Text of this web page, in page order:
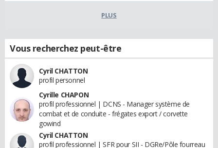
PLUS
Vous recherchez peut-être
Cyril CHATTON
profil personnel
Cyrille CHAPON
profil professionnel | DCNS - Manager système de
combat et de conduite - frégates export / corvette
gowind
Cyril CHATTON
profil professionnel | SFR pour SII - DGRe/Pôle fourreau